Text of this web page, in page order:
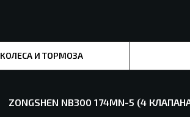
КОЛЕСА И ТОРМОЗА
ZONGSHEN NB300 174MN-5 (4